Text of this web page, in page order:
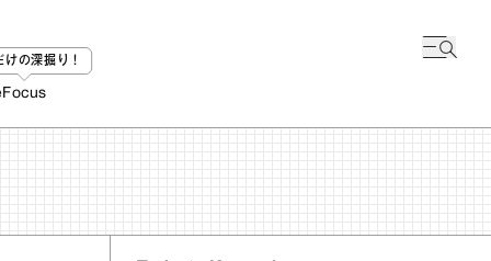
けの深掘り！
Focus